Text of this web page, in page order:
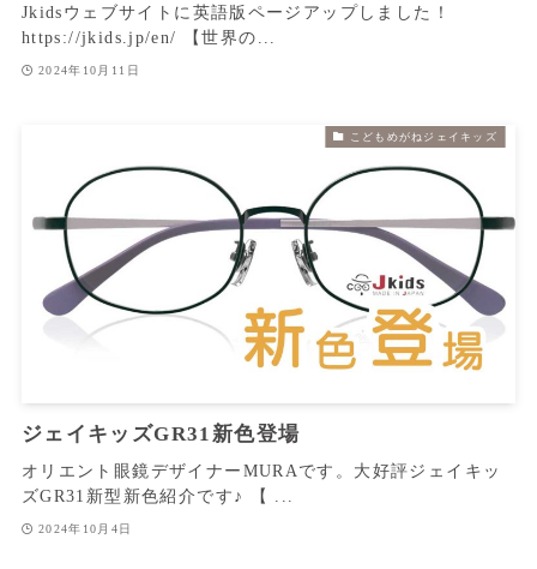
Jkidsウェブサイトに英語版ページアップしました！
https://jkids.jp/en/ 【世界の...
2024年10月11日
こどもめがねジェイキッズ
ジェイキッズGR31新色登場
オリエント眼鏡デザイナーMURAです。大好評ジェイキッ
ズGR31新型新色紹介です♪ 【 ...
2024年10月4日